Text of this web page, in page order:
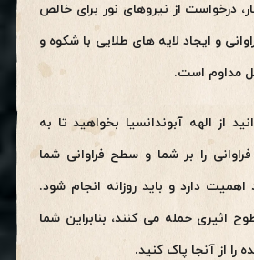
درخواست از نیروهای نور برای خالص
و ایجاد لایه های طلایی با شکوه و
مداوم است.
از الهه آبوندانسیا بخواهید تا به
را بر شما و سطح فراوانی شما
اهمیت دارد و باید روزانه انجام شود.
اثیری حمله می کنند، بنابراین شما
را از آنجا پاک کنید.